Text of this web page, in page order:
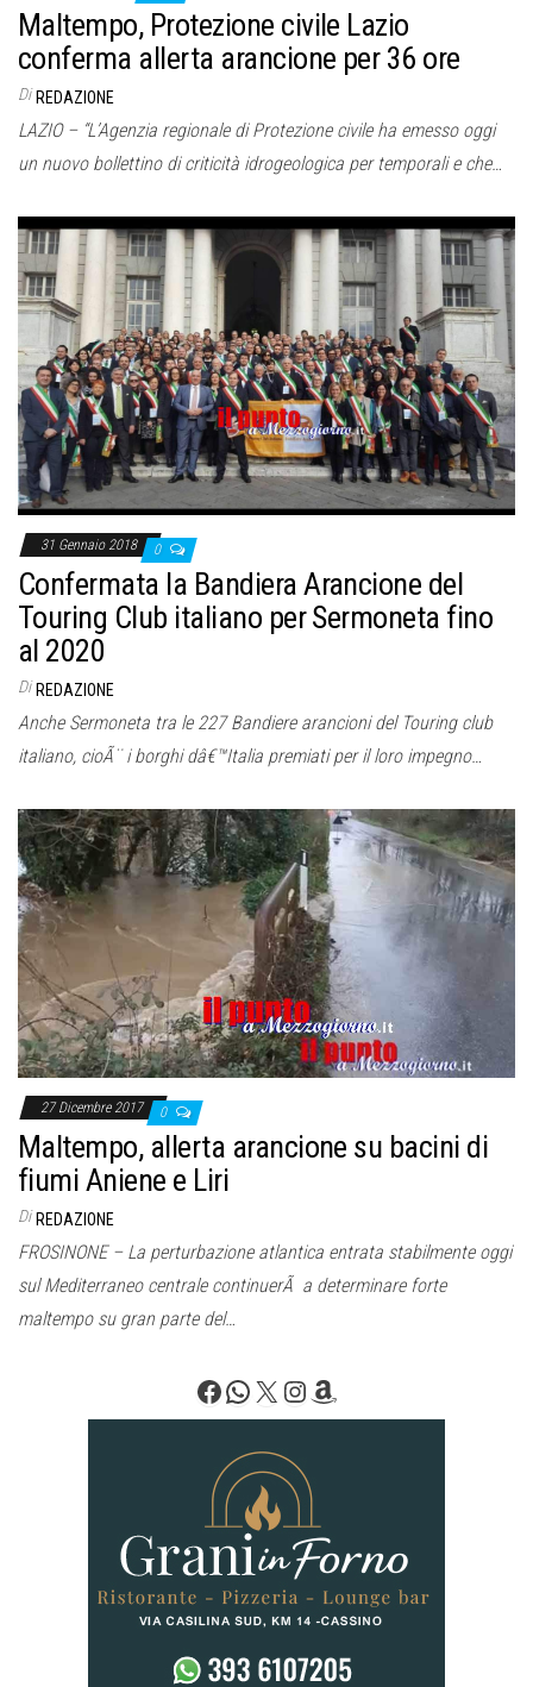
Maltempo, Protezione civile Lazio
conferma allerta arancione per 36 ore
Di REDAZIONE
LAZIO – “L’Agenzia regionale di Protezione civile ha emesso oggi
un nuovo bollettino di criticità idrogeologica per temporali e che…
31 Gennaio 2018 0
Confermata la Bandiera Arancione del
Touring Club italiano per Sermoneta fino
al 2020
Di REDAZIONE
Anche Sermoneta tra le 227 Bandiere arancioni del Touring club
italiano, cioÃ¨ i borghi dâ€™Italia premiati per il loro impegno…
27 Dicembre 2017 0
Maltempo, allerta arancione su bacini di
fiumi Aniene e Liri
Di REDAZIONE
FROSINONE – La perturbazione atlantica entrata stabilmente oggi
sul Mediterraneo centrale continuerÃ a determinare forte
maltempo su gran parte del…
Facebook
WhatsApp
X Instagram
Amazon